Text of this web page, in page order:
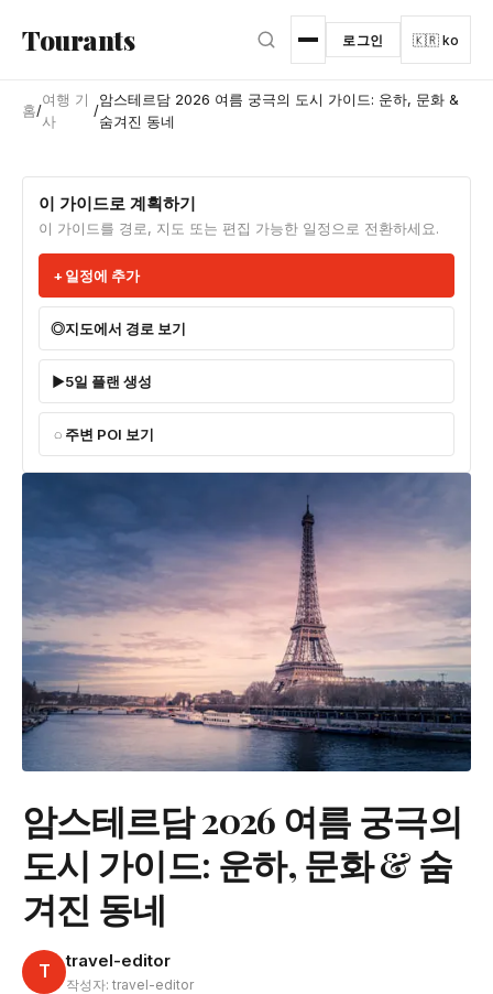
Tourants 로그인 🇰🇷 ko
홈/
여행 기
사
/
암스테르담 2026 여름 궁극의 도시 가이드: 운하, 문화 &
숨겨진 동네
이 가이드로 계획하기
이 가이드를 경로, 지도 또는 편집 가능한 일정으로 전환하세요.
일정에 추가
지도에서 경로 보기
5일 플랜 생성
주변 POI 보기
암스테르담 2026 여름 궁극의
도시 가이드: 운하, 문화 & 숨
겨진 동네
T travel-editor
작성자: travel-editor